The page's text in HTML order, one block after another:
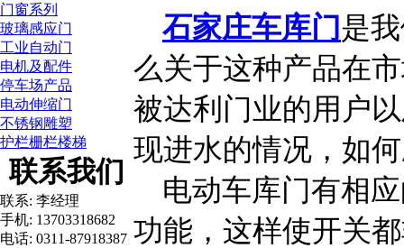
门窗系列
玻璃感应门
工业自动门
电机及配件
停车场产品
电动伸缩门
不锈钢雕塑
护栏栅栏楼梯
联系我们
联系: 李经理
手机: 13703318682
电话: 0311-87918387
石家庄车库门是
么关于这种产品在
被达利门业的用户
现进水的情况，如
电动车库门有相
功能，这样使开关